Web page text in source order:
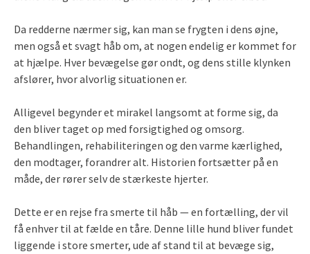
Da redderne nærmer sig, kan man se frygten i dens øjne,
men også et svagt håb om, at nogen endelig er kommet for
at hjælpe. Hver bevægelse gør ondt, og dens stille klynken
afslører, hvor alvorlig situationen er.
Alligevel begynder et mirakel langsomt at forme sig, da
den bliver taget op med forsigtighed og omsorg.
Behandlingen, rehabiliteringen og den varme kærlighed,
den modtager, forandrer alt. Historien fortsætter på en
måde, der rører selv de stærkeste hjerter.
Dette er en rejse fra smerte til håb — en fortælling, der vil
få enhver til at fælde en tåre. Denne lille hund bliver fundet
liggende i store smerter, ude af stand til at bevæge sig,